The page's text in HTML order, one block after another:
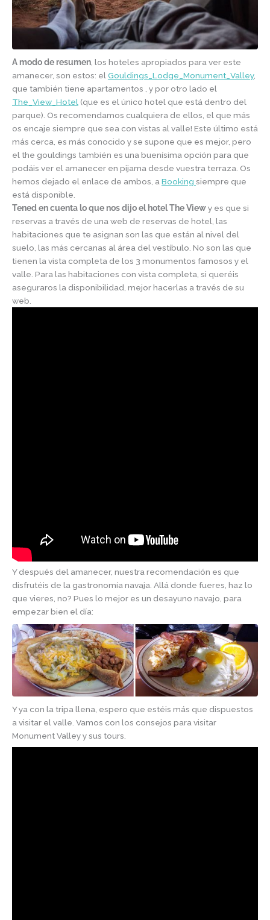
A modo de resumen, los hoteles apropiados para ver este
amanecer, son estos: elGouldings_Lodge_Monument_Valley,
que también tiene apartamentos , y por otro lado el
The_View_Hotel (que es el único hotel que está dentro del
parque). Os recomendamos cualquiera de ellos, el que más
os encaje siempre que sea con vistas al valle! Este último está
más cerca, es más conocido y se supone que es mejor, pero
el the gouldings también es una buenísima opción para que
podáis ver el amanecer en pijama desde vuestra terraza. Os
hemos dejado el enlace de ambos, aBooking siempre que
está disponible.
Tened en cuenta lo que nos dijo el hotel The Viewy es que si
reservas a través de una web de reservas de hotel, las
habitaciones que te asignan son las que están al nivel del
suelo, las más cercanas al área del vestíbulo. No son las que
tienen la vista completa de los 3 monumentos famosos y el
valle. Para las habitaciones con vista completa, si queréis
aseguraros la disponibilidad, mejor hacerlas a través de su
web.
Y después del amanecer, nuestra recomendación es que
disfrutéis de la gastronomía navaja. Allá donde fueres, haz lo
que vieres, no? Pues lo mejor es un desayuno navajo, para
empezar bien el día:
Y ya con la tripa llena, espero que estéis más que dispuestos
a visitar el valle. Vamos con los consejos para visitar
Monument Valley y sus tours.